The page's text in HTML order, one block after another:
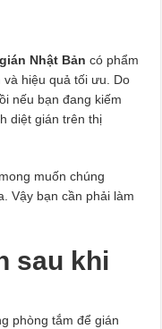
Nhật Bản có phẩm
hiệu quả tối ưu. Do
nếu bạn đang kiếm
diệt gián trên thị
muốn chúng
Vậy bạn cần phải làm
sau khi
phòng tắm để gián